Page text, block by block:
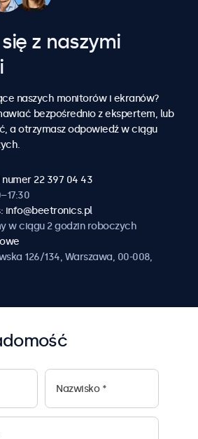
5
6
7
8
9
0
5
6
7
8
9
0
z naszymi
naszych monitorów i ekranów?
bezpośrednio z ekspertem, lub
a otrzymasz odpowiedź w ciągu
22 397 04 43
info@beetronics.pl
w ciągu 2 godzin roboczych
126/134, Warszawa, 00-008,